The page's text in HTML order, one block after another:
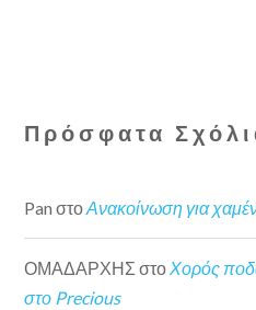
Πρόσφατα
Pan στοΑνακοίνωση για
ΟΜΑΔΑΡΧΗΣ στοΧορός
στο Precious